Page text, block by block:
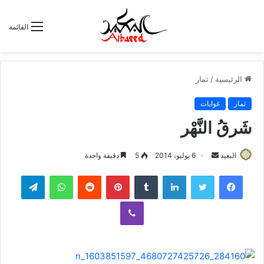
القائمة
الرئيسية / ثمار
ثمار غوايات
شَرقُ النَّهْر
البعيد
س
ل
د
6 يوليو، 2014 5 دقيقة واحدة
لينكدإن بينتيريست واتساب
ڤايبر